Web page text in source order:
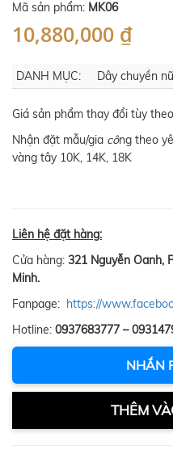
Mã sản phẩm: MK06
10,880,000 ₫
DANH MỤC: Dây chuyền nữ
Giá sản phẩm thay đổi tùy
Nhận đặt mẫu/gia công theo
vàng tây 10K, 14K, 18K
Liên hệ đặt hàng:
Cửa hàng: 321 Nguyễn Oanh,
Minh.
Fanpage: https://
Hotline: 0937683777 –
NHẮN
THÊM